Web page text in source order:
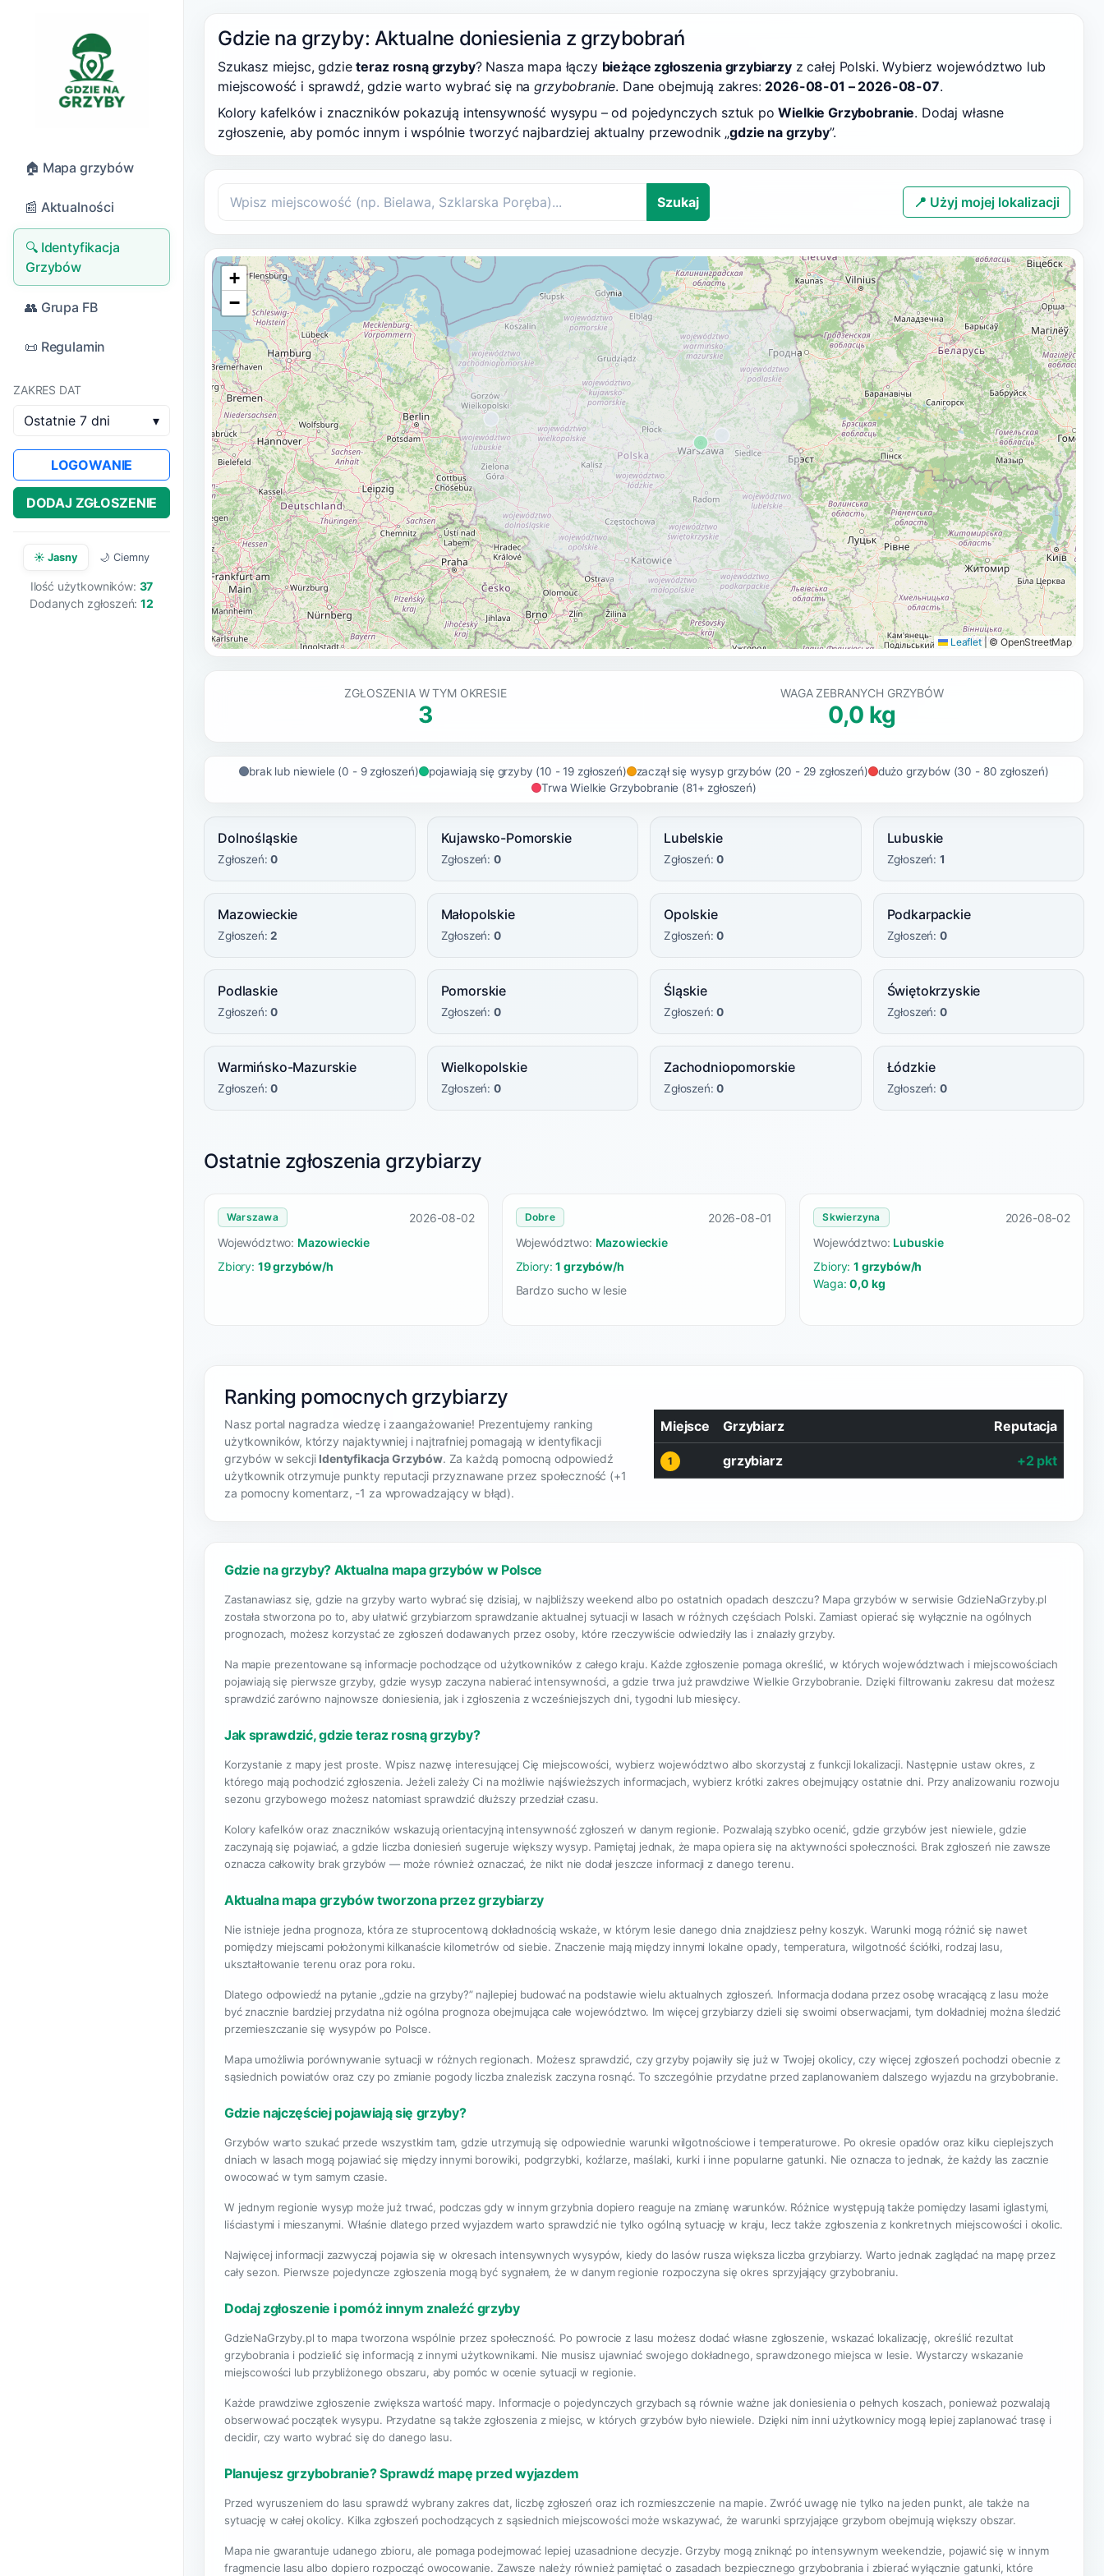
🏠 Mapa grzybów
📰 Aktualności
🔍 Identyfikacja
Grzybów
👥 Grupa FB
📜 Regulamin
ZAKRES DAT
Ostatnie 7 dni ▾
LOGOWANIE
DODAJ ZGŁOSZENIE
☀️ Jasny 🌙 Ciemny
Ilość użytkowników: 37
Dodanych zgłoszeń:12
Gdzie na grzyby: Aktualne doniesienia z grzybobrań
Szukasz miejsc, gdzieteraz rosną grzyby? Nasza mapa łączy bieżące zgłoszenia grzybiarzyz całej Polski. Wybierz województwo lub
miejscowość i sprawdź, gdzie warto wybrać się nagrzybobranie. Dane obejmują zakres: 2026-08-01 – 2026-08-07.
Kolory kafelków i znaczników pokazują intensywność wysypu – od pojedynczych sztuk poWielkie Grzybobranie. Dodaj własne
zgłoszenie, aby pomóc innym i wspólnie tworzyć najbardziej aktualny przewodnik „gdzie na grzyby”.
Szukaj 📍 Użyj mojej lokalizacji
+
−
Leaflet | © OpenStreetMap
ZGŁOSZENIA W TYM OKRESIE
3
WAGA ZEBRANYCH GRZYBÓW
0,0 kg
brak lub niewiele (0 - 9 zgłoszeń) pojawiają się grzyby (10 - 19 zgłoszeń) zaczął się wysyp grzybów (20 - 29 zgłoszeń)
dużo grzybów (30 - 80 zgłoszeń)
Trwa Wielkie Grzybobranie (81+ zgłoszeń)
Dolnośląskie
Zgłoszeń:0
Kujawsko-Pomorskie
Zgłoszeń: 0
Lubelskie
Zgłoszeń:0
Lubuskie
Zgłoszeń: 1
Mazowieckie
Zgłoszeń:2
Małopolskie
Zgłoszeń: 0
Opolskie
Zgłoszeń:0
Podkarpackie
Zgłoszeń: 0
Podlaskie
Zgłoszeń:0
Pomorskie
Zgłoszeń: 0
Śląskie
Zgłoszeń:0
Świętokrzyskie
Zgłoszeń: 0
Warmińsko-Mazurskie
Zgłoszeń:0
Wielkopolskie
Zgłoszeń: 0
Zachodniopomorskie
Zgłoszeń:0
Łódzkie
Zgłoszeń: 0
Ostatnie zgłoszenia grzybiarzy
Warszawa
2026-08-02
Województwo: Mazowieckie
Zbiory: 19 grzybów/h
Dobre
2026-08-01
Województwo: Mazowieckie
Zbiory:1 grzybów/h
Bardzo sucho w lesie
Skwierzyna
2026-08-02
Województwo: Lubuskie
Zbiory:1 grzybów/h
Waga:0,0 kg
Ranking pomocnych grzybiarzy
Nasz portal nagradza wiedzę i zaangażowanie! Prezentujemy ranking
użytkowników, którzy najaktywniej i najtrafniej pomagają w identyfikacji
grzybów w sekcji Identyfikacja Grzybów. Za każdą pomocną odpowiedź
użytkownik otrzymuje punkty reputacji przyznawane przez społeczność (+1
za pomocny komentarz, -1 za wprowadzający w błąd).
Miejsce Grzybiarz Reputacja
1 grzybiarz +2 pkt
Gdzie na grzyby? Aktualna mapa grzybów w Polsce
Zastanawiasz się, gdzie na grzyby warto wybrać się dzisiaj, w najbliższy weekend albo po ostatnich opadach deszczu? Mapa grzybów w serwisie GdzieNaGrzyby.pl
została stworzona po to, aby ułatwić grzybiarzom sprawdzanie aktualnej sytuacji w lasach w różnych częściach Polski. Zamiast opierać się wyłącznie na ogólnych
prognozach, możesz korzystać ze zgłoszeń dodawanych przez osoby, które rzeczywiście odwiedziły las i znalazły grzyby.
Na mapie prezentowane są informacje pochodzące od użytkowników z całego kraju. Każde zgłoszenie pomaga określić, w których województwach i miejscowościach
pojawiają się pierwsze grzyby, gdzie wysyp zaczyna nabierać intensywności, a gdzie trwa już prawdziwe Wielkie Grzybobranie. Dzięki filtrowaniu zakresu dat możesz
sprawdzić zarówno najnowsze doniesienia, jak i zgłoszenia z wcześniejszych dni, tygodni lub miesięcy.
Jak sprawdzić, gdzie teraz rosną grzyby?
Korzystanie z mapy jest proste. Wpisz nazwę interesującej Cię miejscowości, wybierz województwo albo skorzystaj z funkcji lokalizacji. Następnie ustaw okres, z
którego mają pochodzić zgłoszenia. Jeżeli zależy Ci na możliwie najświeższych informacjach, wybierz krótki zakres obejmujący ostatnie dni. Przy analizowaniu rozwoju
sezonu grzybowego możesz natomiast sprawdzić dłuższy przedział czasu.
Kolory kafelków oraz znaczników wskazują orientacyjną intensywność zgłoszeń w danym regionie. Pozwalają szybko ocenić, gdzie grzybów jest niewiele, gdzie
zaczynają się pojawiać, a gdzie liczba doniesień sugeruje większy wysyp. Pamiętaj jednak, że mapa opiera się na aktywności społeczności. Brak zgłoszeń nie zawsze
oznacza całkowity brak grzybów — może również oznaczać, że nikt nie dodał jeszcze informacji z danego terenu.
Aktualna mapa grzybów tworzona przez grzybiarzy
Nie istnieje jedna prognoza, która ze stuprocentową dokładnością wskaże, w którym lesie danego dnia znajdziesz pełny koszyk. Warunki mogą różnić się nawet
pomiędzy miejscami położonymi kilkanaście kilometrów od siebie. Znaczenie mają między innymi lokalne opady, temperatura, wilgotność ściółki, rodzaj lasu,
ukształtowanie terenu oraz pora roku.
Dlatego odpowiedź na pytanie „gdzie na grzyby?” najlepiej budować na podstawie wielu aktualnych zgłoszeń. Informacja dodana przez osobę wracającą z lasu może
być znacznie bardziej przydatna niż ogólna prognoza obejmująca całe województwo. Im więcej grzybiarzy dzieli się swoimi obserwacjami, tym dokładniej można śledzić
przemieszczanie się wysypów po Polsce.
Mapa umożliwia porównywanie sytuacji w różnych regionach. Możesz sprawdzić, czy grzyby pojawiły się już w Twojej okolicy, czy więcej zgłoszeń pochodzi obecnie z
sąsiednich powiatów oraz czy po zmianie pogody liczba znalezisk zaczyna rosnąć. To szczególnie przydatne przed zaplanowaniem dalszego wyjazdu na grzybobranie.
Gdzie najczęściej pojawiają się grzyby?
Grzybów warto szukać przede wszystkim tam, gdzie utrzymują się odpowiednie warunki wilgotnościowe i temperaturowe. Po okresie opadów oraz kilku cieplejszych
dniach w lasach mogą pojawiać się między innymi borowiki, podgrzybki, koźlarze, maślaki, kurki i inne popularne gatunki. Nie oznacza to jednak, że każdy las zacznie
owocować w tym samym czasie.
W jednym regionie wysyp może już trwać, podczas gdy w innym grzybnia dopiero reaguje na zmianę warunków. Różnice występują także pomiędzy lasami iglastymi,
liściastymi i mieszanymi. Właśnie dlatego przed wyjazdem warto sprawdzić nie tylko ogólną sytuację w kraju, lecz także zgłoszenia z konkretnych miejscowości i okolic.
Najwięcej informacji zazwyczaj pojawia się w okresach intensywnych wysypów, kiedy do lasów rusza większa liczba grzybiarzy. Warto jednak zaglądać na mapę przez
cały sezon. Pierwsze pojedyncze zgłoszenia mogą być sygnałem, że w danym regionie rozpoczyna się okres sprzyjający grzybobraniu.
Dodaj zgłoszenie i pomóż innym znaleźć grzyby
GdzieNaGrzyby.pl to mapa tworzona wspólnie przez społeczność. Po powrocie z lasu możesz dodać własne zgłoszenie, wskazać lokalizację, określić rezultat
grzybobrania i podzielić się informacją z innymi użytkownikami. Nie musisz ujawniać swojego dokładnego, sprawdzonego miejsca w lesie. Wystarczy wskazanie
miejscowości lub przybliżonego obszaru, aby pomóc w ocenie sytuacji w regionie.
Każde prawdziwe zgłoszenie zwiększa wartość mapy. Informacje o pojedynczych grzybach są równie ważne jak doniesienia o pełnych koszach, ponieważ pozwalają
obserwować początek wysypu. Przydatne są także zgłoszenia z miejsc, w których grzybów było niewiele. Dzięki nim inni użytkownicy mogą lepiej zaplanować trasę i
decidir, czy warto wybrać się do danego lasu.
Planujesz grzybobranie? Sprawdź mapę przed wyjazdem
Przed wyruszeniem do lasu sprawdź wybrany zakres dat, liczbę zgłoszeń oraz ich rozmieszczenie na mapie. Zwróć uwagę nie tylko na jeden punkt, ale także na
sytuację w całej okolicy. Kilka zgłoszeń pochodzących z sąsiednich miejscowości może wskazywać, że warunki sprzyjające grzybom obejmują większy obszar.
Mapa nie gwarantuje udanego zbioru, ale pomaga podejmować lepiej uzasadnione decyzje. Grzyby mogą zniknąć po intensywnym weekendzie, pojawić się w innym
fragmencie lasu albo dopiero rozpocząć owocowanie. Zawsze należy również pamiętać o zasadach bezpiecznego grzybobrania i zbierać wyłącznie gatunki, które